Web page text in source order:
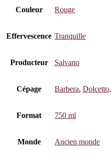
Couleur Rouge
Effervescence Tranquille
Producteur Salvano
Cépage Barbera, Dolcetto,
Format 750 ml
Monde Ancien monde